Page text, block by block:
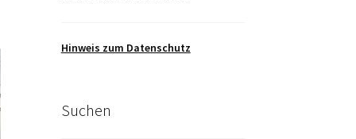
Hinweis zum Datenschutz
Suchen